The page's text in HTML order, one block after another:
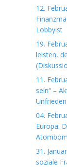
12.
Lobbyist
19.
leisten,
11.
sein“ –
04.
Europa:
31.
soziale